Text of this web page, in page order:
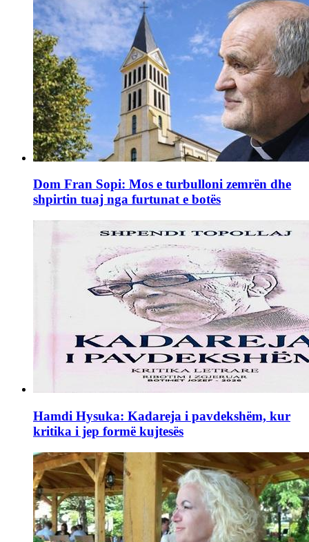
Dom Fran Sopi: Mos e turbulloni zemrën dhe
shpirtin tuaj nga furtunat e botës
Hamdi Hysuka: Kadareja i pavdekshëm, kur
kritika i jep formë kujtesës